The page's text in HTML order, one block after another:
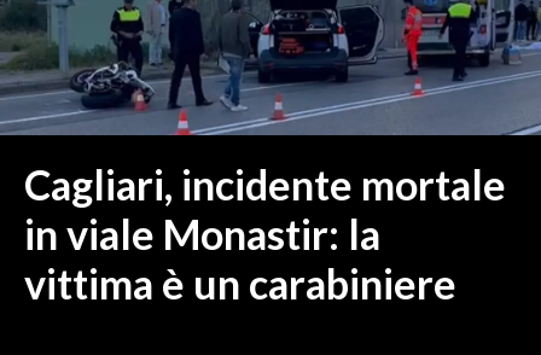
NUORO E PROVINCIA
OGLIASTRA
AGENDA
ITALIA
MONDO
POLITICA
Cagliari, incidente mortale
in viale Monastir: la
vittima è un carabiniere